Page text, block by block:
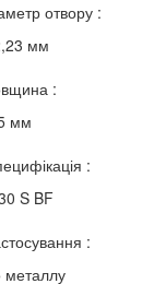
отвору :
мм
:
мм
:
S BF
:
металлу